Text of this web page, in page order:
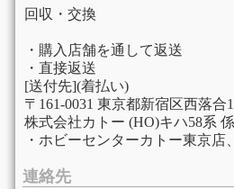
回収・交換
・購入店舗を通して返送
・直接返送
[送付先](着払い)
〒161-0031 東京都新宿区西落合
株式会社カトー (HO)キハ58系 係
・ホビーセンターカトー東京店
連絡先